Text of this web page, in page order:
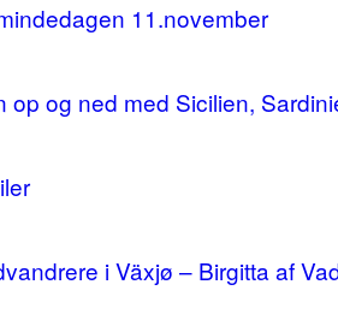
11.november
og ned med Sicilien,
i Växjø – Birgitta af